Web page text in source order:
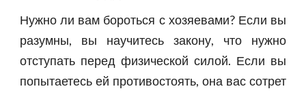
Нужно ли вам бороться с хозяевами? Если вы
разумны, вы научитесь закону, что нужно
отступать перед физической силой. Если вы
попытаетесь ей противостоять, она вас сотрет